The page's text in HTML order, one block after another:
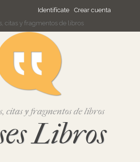
Identifícate Crear cuenta
citas y fragmentos de libros
citas y fragmentos de libros
Libros